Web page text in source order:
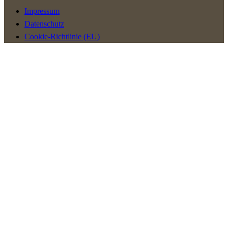
Impressum
Datenschutz
Cookie-Richtlinie (EU)